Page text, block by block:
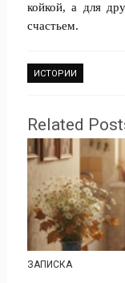
койкой, а для
счастьем.
ИСТОРИИ
Related
ЗАПИСКА